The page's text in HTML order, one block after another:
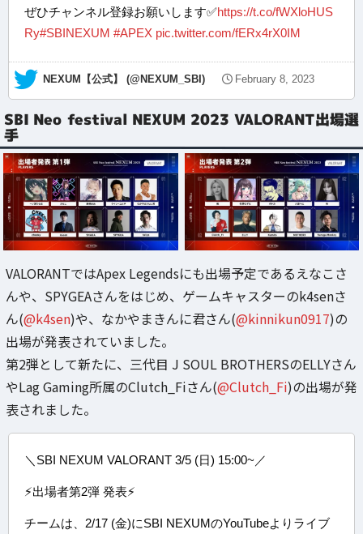
ぜひチャンネル登録お願いします✅https://t.co/fWXloHUS
Ry#SBINEXUM #APEX pic.twitter.com/fERx4rX0IM
— NEXUM【公式】 (@NEXUM_SBI) February 8, 2023
SBI Neo festival NEXUM 2023 VALORANT出場選
手
VALORANTではApex Legendsにも出場予定であるえなこさ
んや、SPYGEAさんをはじめ、ゲームキャスターのk4senさ
ん(@k4sen)や、なかやまきんに君さん(@kinnikun0917)の
出場が発表されていました。
第2弾として新たに、三代目 J SOUL BROTHERSのELLYさん
やLag Gaming所属のClutch_Fiさん(@Clutch_Fi)の出場が発
表されました。
＼SBI NEXUM VALORANT 3/5 (日) 15:00~／
⚡出場者第2弾 発表⚡
チームは、2/17 (金)にSBI NEXUMのYouTubeよりライブ